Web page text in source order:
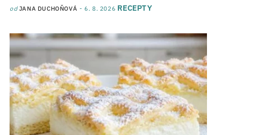
odJANA DUCHOŇOVÁ 6. 8. 2026 RECEPTY